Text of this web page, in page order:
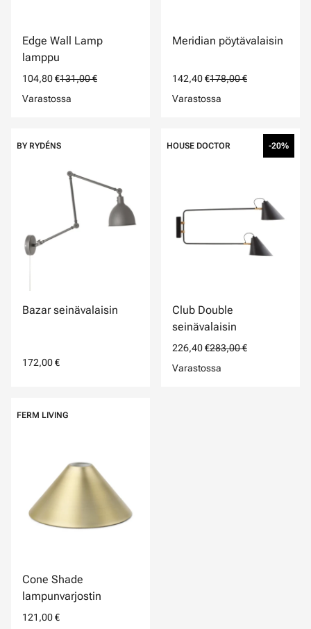
Edge Wall Lamp
lamppu
104,80 €131,00 €
Varastossa
Meridian pöytävalaisin
142,40 €178,00 €
Varastossa
BY RYDÉNS
Bazar seinävalaisin
172,00 €
HOUSE DOCTOR -20%
Club Double
seinävalaisin
226,40 €283,00 €
Varastossa
FERM LIVING
Cone Shade
lampunvarjostin
121,00 €